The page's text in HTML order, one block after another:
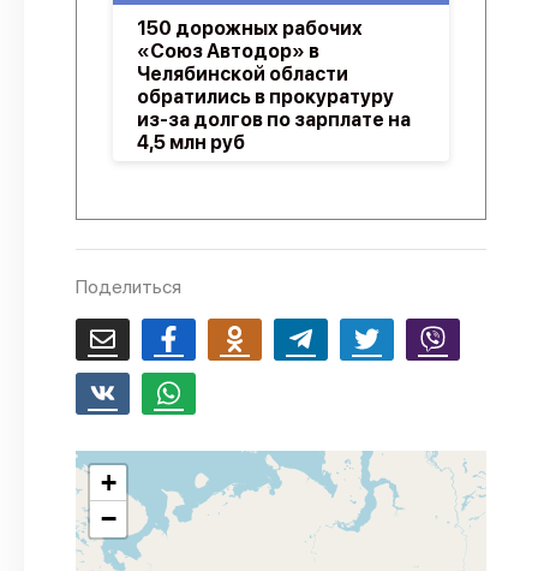
150 дорожных рабочих
«Союз Автодор» в
Челябинской области
обратились в прокуратуру
из-за долгов по зарплате на
4,5 млн руб
Поделиться
+
−